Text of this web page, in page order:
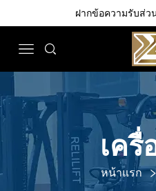
ฝากข้อความรับส่ว
เครื่
หน้าแรก